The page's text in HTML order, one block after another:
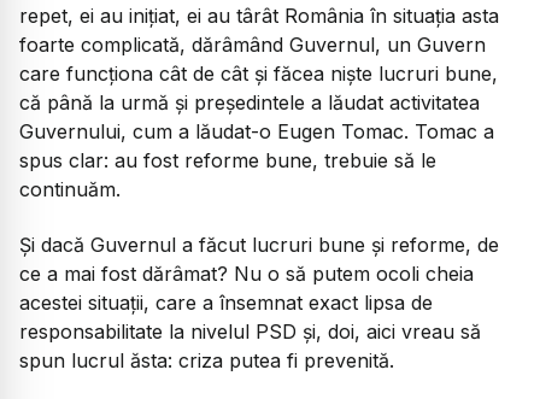
repet, ei au inițiat, ei au târât România în situația asta
foarte complicată, dărâmând Guvernul, un Guvern
care funcționa cât de cât și făcea niște lucruri bune,
că până la urmă și președintele a lăudat activitatea
Guvernului, cum a lăudat-o Eugen Tomac. Tomac a
spus clar: au fost reforme bune, trebuie să le
continuăm.
Și dacă Guvernul a făcut lucruri bune și reforme, de
ce a mai fost dărâmat? Nu o să putem ocoli cheia
acestei situații, care a însemnat exact lipsa de
responsabilitate la nivelul PSD și, doi, aici vreau să
spun lucrul ăsta: criza putea fi prevenită.